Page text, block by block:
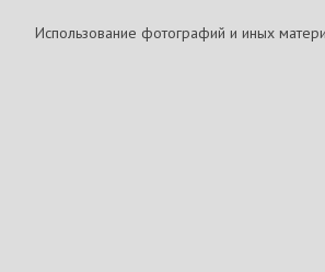
Использование фотографий и иных